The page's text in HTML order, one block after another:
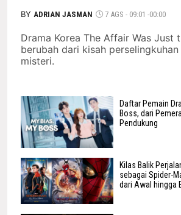
BY ADRIAN JASMAN 7 AGS - 09:01 -00:00
Drama Korea The Affair Was Just
berubah dari kisah perselingkuhan
misteri.
Daftar Pemain
Boss, dari
Pendukung
Kilas Balik
sebagai Spider-
dari Awal hingga